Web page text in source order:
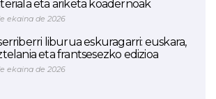
eta ariketa koadernoak
ekaina de 2026
liburua eskuragarri: euskara,
eta frantsesezko edizioa
ekaina de 2026